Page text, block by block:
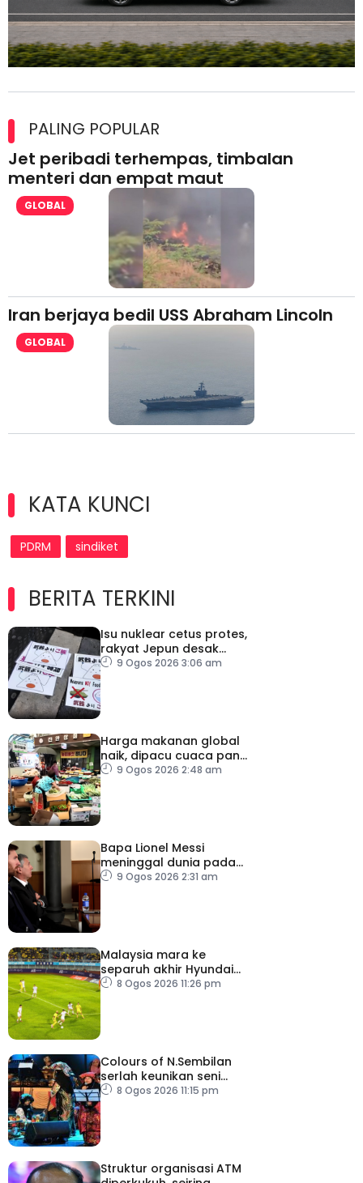
lesen separuh pertama 2026
PALING POPULAR
Jet peribadi terhempas, timbalan
menteri dan empat maut
GLOBAL
Iran berjaya bedil USS Abraham Lincoln
GLOBAL
KATA KUNCI
PDRM sindiket
BERITA TERKINI
Isu nuklear cetus protes,
rakyat Jepun desak
dasar dikaji semula
9 Ogos 2026 3:06 am
Harga makanan global
naik, dipacu cuaca panas
dan ketegangan
9 Ogos 2026 2:48 am
Bapa Lionel Messi
meninggal dunia pada
usia 68 tahun
9 Ogos 2026 2:31 am
Malaysia mara ke
separuh akhir Hyundai
ASEAN Cup
8 Ogos 2026 11:26 pm
Colours of N.Sembilan
serlah keunikan seni
budaya negeri beradat
8 Ogos 2026 11:15 pm
Struktur organisasi ATM